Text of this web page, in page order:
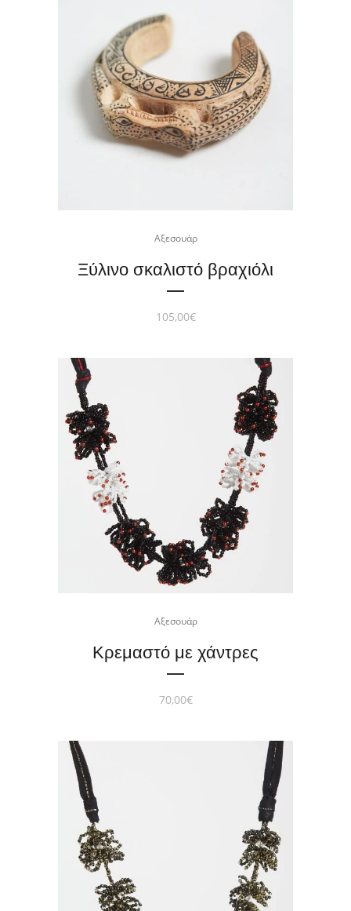
Αξεσουάρ
Ξύλινο σκαλιστό βραχιόλι
105,00€
Αξεσουάρ
Κρεμαστό με χάντρες
70,00€